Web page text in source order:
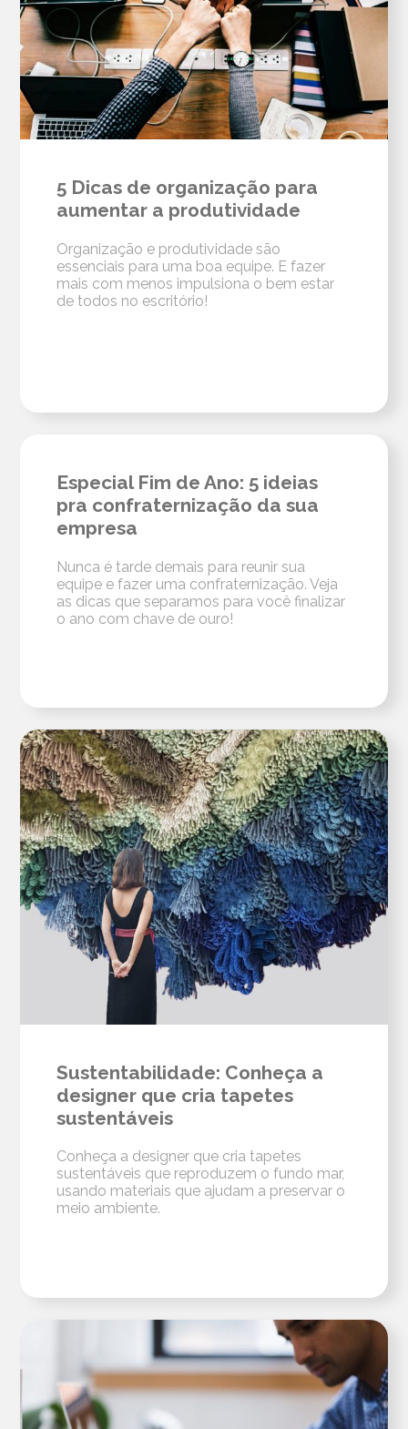
5 Dicas de organização para
aumentar a produtividade
Organização e produtividade são
essenciais para uma boa equipe. E fazer
mais com menos impulsiona o bem estar
de todos no escritório!
Especial Fim de Ano: 5 ideias
pra confraternização da sua
empresa
Nunca é tarde demais para reunir sua
equipe e fazer uma confraternização. Veja
as dicas que separamos para você finalizar
o ano com chave de ouro!
Sustentabilidade: Conheça a
designer que cria tapetes
sustentáveis
Conheça a designer que cria tapetes
sustentáveis que reproduzem o fundo mar,
usando materiais que ajudam a preservar o
meio ambiente.